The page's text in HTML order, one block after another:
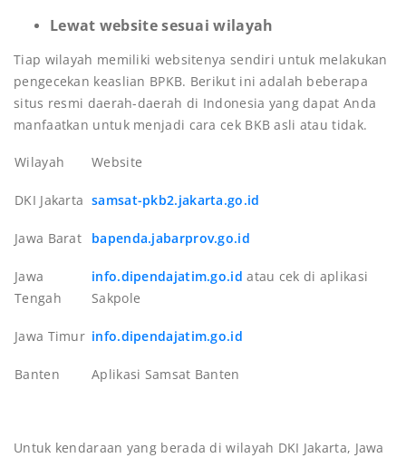
Lewat website sesuai wilayah
Tiap wilayah memiliki websitenya sendiri untuk melakukan
pengecekan keaslian BPKB. Berikut ini adalah beberapa
situs resmi daerah-daerah di Indonesia yang dapat Anda
manfaatkan untuk menjadi cara cek BKB asli atau tidak.
Wilayah Website
DKI Jakarta samsat-pkb2.jakarta.go.id
Jawa Barat bapenda.jabarprov.go.id
Jawa
Tengah
info.dipendajatim.go.id atau cek di aplikasi
Sakpole
Jawa Timur info.dipendajatim.go.id
Banten Aplikasi Samsat Banten
Untuk kendaraan yang berada di wilayah DKI Jakarta, Jawa